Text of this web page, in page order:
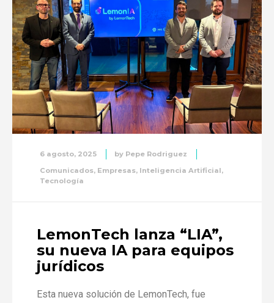
6 agosto, 2025 by Pepe Rodriguez
Comunicados, Empresas, Inteligencia Artificial,
Tecnología
LemonTech lanza “LIA”,
su nueva IA para equipos
jurídicos
Esta nueva solución de LemonTech, fue